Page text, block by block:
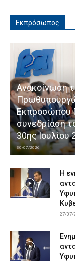
Εκπρόσωπος
Ανακοίνωση
Εκπροσώπου
συνεδρίαση
30ης Ιουλίου
30/07/2026
Η
27/07/